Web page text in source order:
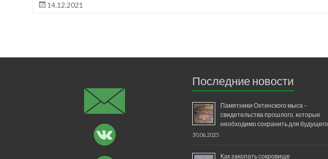
14.12.2021
Последние новости
Памятники Охтинского мыса –
свидетельства прошлого, которые
необходимо сохранить для будущего
30.06.2025
Как закопать сокровище